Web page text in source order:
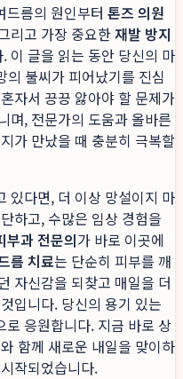
드름의 원인부터 톤즈 의원
리고 가장 중요한재발 방지
이 글을 읽는 동안 당신의 마
불씨가 피어났기를 진심
자서 끙끙 앓아야 할 문제가
며, 전문가의 도움과 올바른
가 만났을 때 충분히 극복할
있다면, 더 이상 망설이지 마
하고, 수많은 임상 경험을
부과 전문의가 바로 이곳에
름 치료는 단순히 피부를 깨
자신감을 되찾고 매일을 더
입니다. 당신의 용기 있는
응원합니다. 지금 바로 상
함께 새로운 내일을 맞이하
작되었습니다.